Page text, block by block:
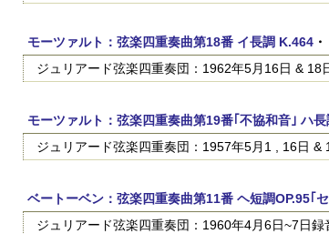
モーツァルト：弦楽四重奏曲第18番 イ長調 K.464・
ジュリアード弦楽四重奏団：1962年5月16日 & 18
モーツァルト：弦楽四重奏曲第19番｢不協和音｣ ハ
ジュリアード弦楽四重奏団：1957年5月1 , 16日 &
ベートーベン：弦楽四重奏曲第11番 ヘ短調OP.95｢
ジュリアード弦楽四重奏団：1960年4月6日~7日録